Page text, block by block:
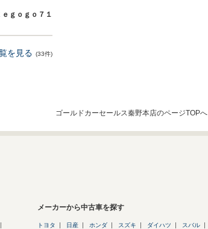
ｅｇｏｇｏ７１
を見る (33件)
ゴールドカーセールス秦野本店のページTOPへ
メーカーから中古車を探す
トヨタ 日産 ホンダ スズキ ダイハツ スバル